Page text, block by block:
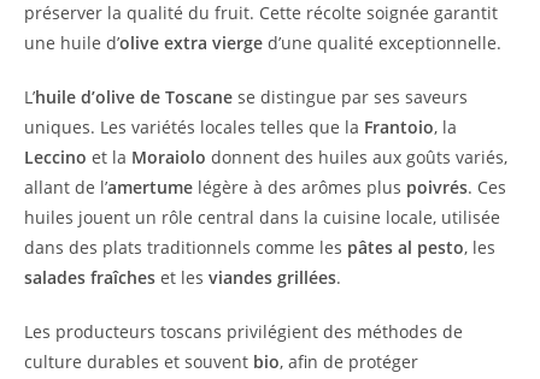
préserver la qualité du fruit. Cette récolte soignée garantit
une huile d’olive extra vierge d’une qualité exceptionnelle.
L’huile d’olive de Toscane se distingue par ses saveurs
uniques. Les variétés locales telles que la Frantoio, la
Leccino et la Moraiolo donnent des huiles aux goûts variés,
allant de l’amertume légère à des arômes plus poivrés. Ces
huiles jouent un rôle central dans la cuisine locale, utilisée
dans des plats traditionnels comme les pâtes al pesto, les
salades fraîches et les viandes grillées.
Les producteurs toscans privilégient des méthodes de
culture durables et souvent bio, afin de protéger